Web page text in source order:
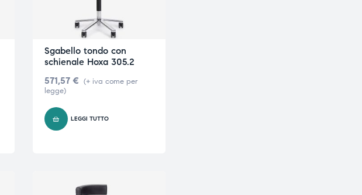
Sgabello tondo con
schienale Hoxa 305.2
571,57 € (+ iva come per
legge)
LEGGI TUTTO